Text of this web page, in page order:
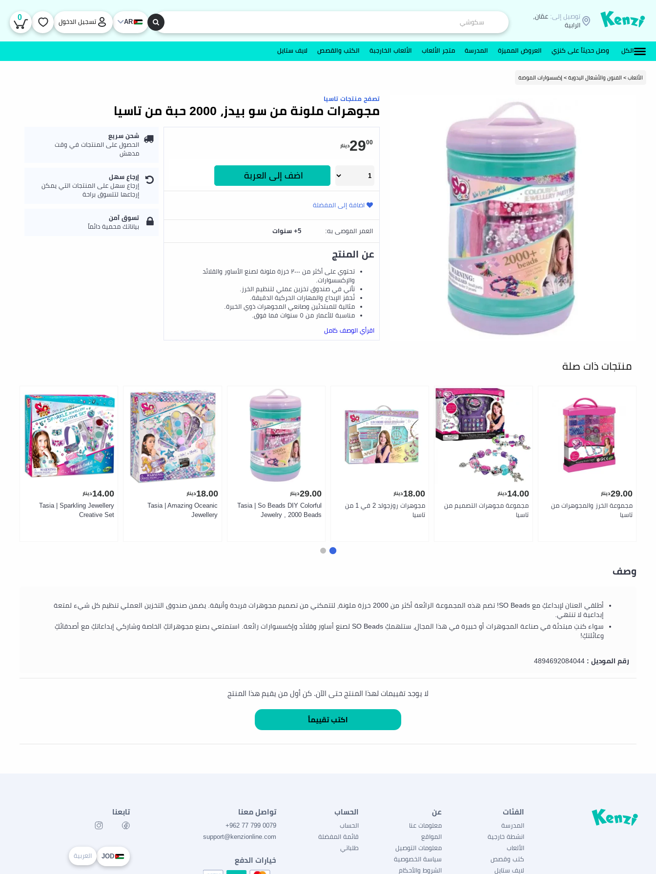
توصيل إلى: عمّان,
الرابية
AR تسجيل الدخول
0
الكل وصل حديثاً على كنزي العروض المميزة المدرسة متجر الألعاب الألعاب الخارجبة الكتب والقصص لايف ستايل
الألعاب > الفنون والأشغال اليدوية > إكسسوارات الموضة
تصفح منتجات تاسيا
مجوهرات ملونة من سو بيدز، 2000 حبة من تاسيا
شحن سريع
الحصول على المنتجات في وقت
مدهش
إرجاع سهل
إرجاع سهل على المنتجات التي يمكن
إرجاعها لتتسوق براحة
تسوق آمن
بياناتك محمية دائماً
2900 دينار
اضف إلى العربة
اضافة إلى المفضلة
العمر الموصى به: 5+ سنوات
عن المنتج
تحتوي على أكثر من ٢٠٠٠ خرزة ملونة لصنع الأساور والقلائد
والإكسسوارات.
تأتي في صندوق تخزين عملي لتنظيم الخرز.
تُحفز الإبداع والمهارات الحركية الدقيقة.
مثالية للمبتدئين وصانعي المجوهرات ذوي الخبرة.
مناسبة للأعمار من ٥ سنوات فما فوق.
اقرأي الوصف كامل
منتجات ذات صلة
29.00دينار
مجموعة الخرز والمجوهرات من
تاسيا
14.00 دينار
مجموعة مجوهرات التصميم من
تاسيا
18.00دينار
مجوهرات روزجولد 2 في 1 من
تاسيا
29.00دينار
Tasia | So Beads DIY Colorful
Jewelry , 2000 Beads
18.00 دينار
Tasia | Amazing Oceanic
Jewellery
14.00دينار
Tasia | Sparkling Jewellery
Creative Set
وصف
أطلقي العنان لإبداعكِ مع SO Beads! تضم هذه المجموعة الرائعة أكثر من 2000 خرزة ملونة، لتتمكني من تصميم مجوهرات فريدة وأنيقة. يضمن صندوق التخزين العملي تنظيم كل شيء لمتعة
إبداعية لا تنتهي.
سواء كنتِ مبتدئة في صناعة المجوهرات أو خبيرة في هذا المجال، ستلهمكِ SO Beads لصنع أساور وقلائد وإكسسوارات رائعة. استمتعي بصنع مجوهراتكِ الخاصة وشاركي إبداعاتكِ مع أصدقائكِ
وعائلتكِ!
رقم الموديل : 4894692084044
لا يوجد تقييمات لهذا المنتج حتى الآن. كن أول من يقيم هذا المنتج
الفئات
المدرسة
انشطة خارجية
الألعاب
كتب وقصص
لايف ستايل
عن
معلومات عنا
المواقع
معلومات التوصيل
سياسة الخصوصية
الشروط والأحكام
الحساب
الحساب
قائمة المفضلة
طلباتي
تواصل معنا
0079 799 77 962+
support@kenzionline.com
خيارات الدفع
تابعنا
JOD العربية